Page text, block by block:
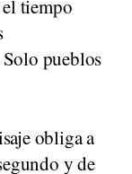
tiempo
pueblos
obliga a
y de